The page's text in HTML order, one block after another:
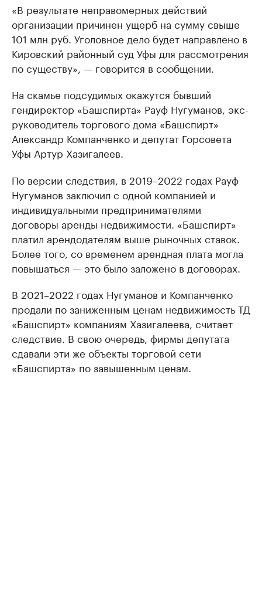
«В результате неправомерных действий
организации причинен ущерб на сумму свыше
101 млн руб. Уголовное дело будет направлено в
Кировский районный суд Уфы для рассмотрения
по существу», — говорится в сообщении.
На скамье подсудимых окажутся бывший
гендиректор «Башспирта» Рауф Нугуманов, экс-
руководитель торгового дома «Башспирт»
Александр Компанченко и депутат Горсовета
Уфы Артур Хазигалеев.
По версии следствия, в 2019–2022 годах Рауф
Нугуманов заключил с одной компанией и
индивидуальными предпринимателями
договоры аренды недвижимости. «Башспирт»
платил арендодателям выше рыночных ставок.
Более того, со временем арендная плата могла
повышаться — это было заложено в договорах.
В 2021–2022 годах Нугуманов и Компанченко
продали по заниженным ценам недвижимость ТД
«Башспирт» компаниям Хазигалеева, считает
следствие. В свою очередь, фирмы депутата
сдавали эти же объекты торговой сети
«Башспирта» по завышенным ценам.